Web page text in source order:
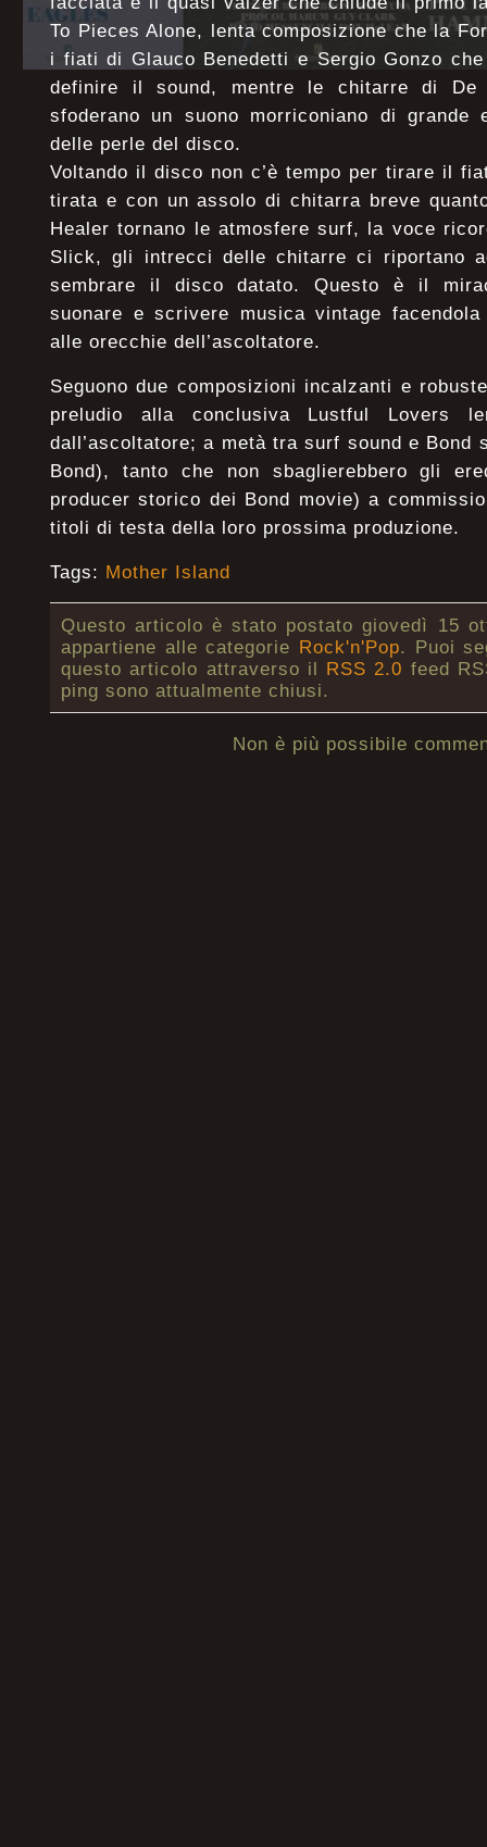
To Pieces Alone, lenta composizione che la
i fiati di Glauco Benedetti e Sergio Gonzo
definire il sound, mentre le chitarre di De
sfoderano un suono morriconiano di grande
delle perle del disco.
Voltando il disco non c’è tempo per tirare il
tirata e con un assolo di chitarra breve
Healer tornano le atmosfere surf, la voce
Slick, gli intrecci delle chitarre ci riportano
sembrare il disco datato. Questo è il
suonare e scrivere musica vintage
alle orecchie dell’ascoltatore.
Seguono due composizioni incalzanti e
preludio alla conclusiva Lustful Lovers
dall’ascoltatore; a metà tra surf sound e Bond
Bond), tanto che non sbaglierebbero gli
producer storico dei Bond movie) a
titoli di testa della loro prossima produzione.
Tags: Mother Island
Questo articolo è stato postato giovedì 15
appartiene alle categorie Rock'n'Pop. Puoi
questo articolo attraverso il RSS 2.0 feed
ping sono attualmente chiusi.
Non è più possibile